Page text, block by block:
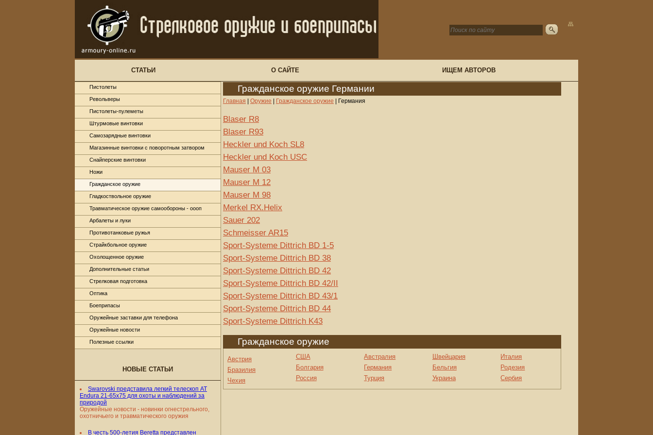
СТАТЬИ О САЙТЕ ИЩЕМ АВТОРОВ
Гражданское оружие Германии
Главная Оружие Гражданское оружие Германия
Blaser R8
Blaser R93
Heckler und Koch SL8
Heckler und Koch USC
Mauser M 03
Mauser M 12
Mauser M 98
Merkel RX.Helix
Sauer 202
Schmeisser AR15
Sport-Systeme Dittrich BD 1-5
Sport-Systeme Dittrich BD 38
Sport-Systeme Dittrich BD 42
Sport-Systeme Dittrich BD 42/II
Sport-Systeme Dittrich BD 43/1
Sport-Systeme Dittrich BD 44
Sport-Systeme Dittrich K43
Гражданское оружие
Австрия
Бразилия
Чехия
США
Болгария
Россия
Австралия
Германия
Турция
Швейцария
Бельгия
Украина
Италия
Родезия
Сербия
Пистолеты
Револьверы
Пистолеты-пулеметы
Штурмовые винтовки
Самозарядные винтовки
Магазинные винтовки с поворотным затвором
Снайперские винтовки
Ножи
Гражданское оружие
Гладкоствольное оружие
Травматическое оружие самообороны - оооп
Арбалеты и луки
Противотанковые ружья
Страйкбольное оружие
Охолощенное оружие
Дополнительные статьи
Стрелковая подготовка
Оптика
Боеприпасы
Оружейные заставки для телефона
Оружейные новости
Полезные ссылки
НОВЫЕ СТАТЬИ
Swarovski представила легкий телескоп AT
Endura 21-65x75 для охоты и наблюдений за
природой
Оружейные новости - новинки огнестрельного,
охотничьего и травматического оружия
В честь 500-летия Beretta представлен